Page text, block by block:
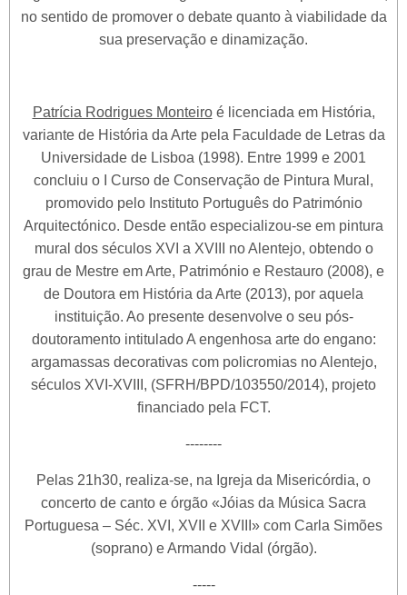
no sentido de promover o debate quanto à viabilidade da
sua preservação e dinamização.
Patrícia Rodrigues Monteiroé licenciada em História,
variante de História da Arte pela Faculdade de Letras da
Universidade de Lisboa (1998). Entre 1999 e 2001
concluiu o I Curso de Conservação de Pintura Mural,
promovido pelo Instituto Português do Património
Arquitectónico. Desde então especializou-se em pintura
mural dos séculos XVI a XVIII no Alentejo, obtendo o
grau de Mestre em Arte, Património e Restauro (2008), e
de Doutora em História da Arte (2013), por aquela
instituição. Ao presente desenvolve o seu pós-
doutoramento intitulado A engenhosa arte do engano:
argamassas decorativas com policromias no Alentejo,
séculos XVI-XVIII, (SFRH/BPD/103550/2014), projeto
financiado pela FCT.
--------
Pelas 21h30, realiza-se, na Igreja da Misericórdia, o
concerto de canto e órgão «Jóias da Música Sacra
Portuguesa – Séc. XVI, XVII e XVIII» com Carla Simões
(soprano) e Armando Vidal (órgão).
-----